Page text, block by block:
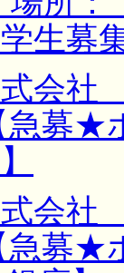
学生募
会社
急募★
会社
急募★